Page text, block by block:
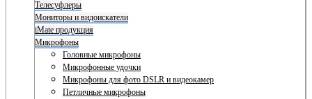
Телесуфлеры
Мониторы и видоискатели
iMate продукция
Микрофоны
Головные микрофоны
Микрофонные удочки
Микрофоны для фото DSLR и видеокамер
Петличные микрофоны